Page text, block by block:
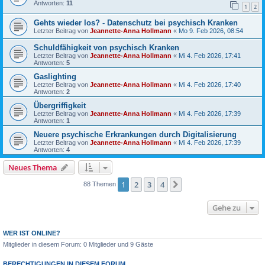
Antworten: 11 1 2
Gehts wieder los? - Datenschutz bei psychisch Kranken
Letzter Beitrag von Jeannette-Anna Hollmann « Mo 9. Feb 2026, 08:54
Schuldfähigkeit von psychisch Kranken
Letzter Beitrag von Jeannette-Anna Hollmann « Mi 4. Feb 2026, 17:41
Antworten: 5
Gaslighting
Letzter Beitrag von Jeannette-Anna Hollmann « Mi 4. Feb 2026, 17:40
Antworten: 2
Übergriffigkeit
Letzter Beitrag von Jeannette-Anna Hollmann « Mi 4. Feb 2026, 17:39
Antworten: 1
Neuere psychische Erkrankungen durch Digitalisierung
Letzter Beitrag von Jeannette-Anna Hollmann « Mi 4. Feb 2026, 17:39
Antworten: 4
Neues Thema
88 Themen 1 2 3 4
Gehe zu
WER IST ONLINE?
Mitglieder in diesem Forum: 0 Mitglieder und 9 Gäste